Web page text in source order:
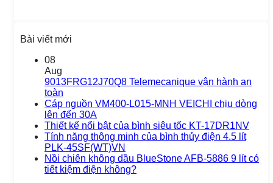
Bài viết mới
08
Aug
9013FRG12J70Q8 Telemecanique vận hành an
toàn
Cáp nguồn VM400-L015-MNH VEICHI chịu dòng
lên đến 30A
Thiết kế nổi bật của bình siêu tốc KT-17DR1NV
Tính năng thông minh của bình thủy điện 4.5 lít
PLK-45SF(WT)VN
Nồi chiên không dầu BlueStone AFB-5886 9 lít có
tiết kiệm điện không?